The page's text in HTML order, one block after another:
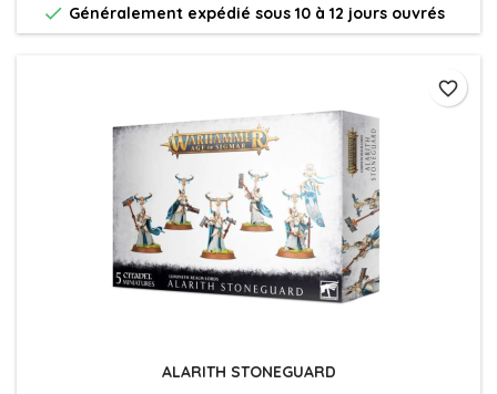
 Généralement expédié sous 10 à 12 jours ouvrés
ALARITH STONEGUARD
favorite_border